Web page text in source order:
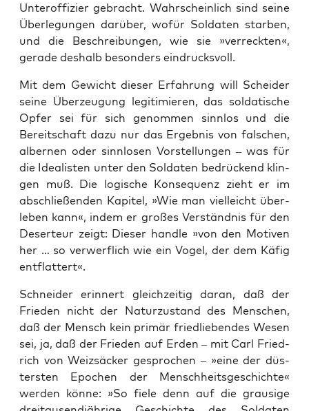
Unter­of­fi­zier gebracht. Wahr­schein­lich sind sei­ne
Über­le­gun­gen dar­über, wofür Sol­da­ten star­ben,
und die Beschrei­bun­gen, wie sie »ver­reck­ten«,
gera­de des­halb beson­ders eindrucksvoll.
Mit dem Gewicht die­ser Erfah­rung will Schei­der
sei­ne Über­zeu­gung legi­ti­mie­ren, das sol­da­ti­sche
Opfer sei für sich genom­men sinn­los und die
Bereit­schaft dazu nur das Ergeb­nis von fal­schen,
alber­nen oder sinn­lo­sen Vor­stel­lun­gen – was für
die Idea­lis­ten unter den Sol­da­ten bedrü­ckend klin­
gen muß. Die logi­sche Kon­se­quenz zieht er im
abschlie­ßen­den Kapi­tel, »Wie man viel­leicht über­
le­ben kann«, indem er gro­ßes Ver­ständ­nis für den
Deser­teur zeigt: Die­ser hand­le »von den Moti­ven
her … so ver­werf­lich wie ein Vogel, der dem Käfig
entflattert«.
Schnei­der erin­nert gleich­zei­tig dar­an, daß der
Frie­den nicht der Natur­zu­stand des Men­schen,
daß der Mensch kein pri­mär fried­lie­ben­des Wesen
sei, ja, daß der Frie­den auf Erden – mit Carl Fried­
rich von Weiz­sä­cker gespro­chen – »eine der düs­
ters­ten Epo­chen der Mensch­heits­ge­schich­te«
wer­den kön­ne: »So fie­le denn auf die grau­si­ge